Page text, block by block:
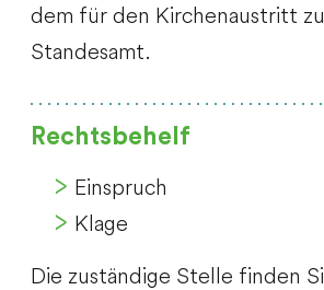
dem für den Kirchenaustritt
Standesamt.
Rechtsbehelf
Einspruch
Klage
Die zuständige Stelle finden